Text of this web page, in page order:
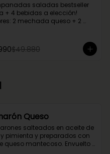
saladas bestseller
+ 4 bebidas a elección!
2 mechada queso + 2
$49.880
Queso
salteados en aceite de
pimienta y preparados con
queso mantecoso. Envuelto